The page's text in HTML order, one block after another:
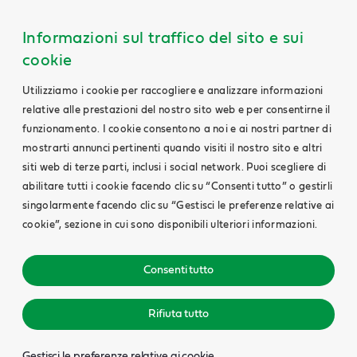
Informazioni sul traffico del sito e sui
cookie
Utilizziamo i cookie per raccogliere e analizzare informazioni
relative alle prestazioni del nostro sito web e per consentirne il
funzionamento. I cookie consentono a noi e ai nostri partner di
mostrarti annunci pertinenti quando visiti il nostro sito e altri
siti web di terze parti, inclusi i social network. Puoi scegliere di
abilitare tutti i cookie facendo clic su “Consenti tutto” o gestirli
singolarmente facendo clic su “Gestisci le preferenze relative ai
cookie”, sezione in cui sono disponibili ulteriori informazioni.
Consenti tutto
Rifiuta tutto